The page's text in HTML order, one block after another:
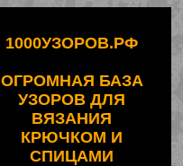
1000УЗОРОВ.РФ
ОГРОМНАЯ БАЗА
УЗОРОВ ДЛЯ
ВЯЗАНИЯ
КРЮЧКОМ И
СПИЦАМИ